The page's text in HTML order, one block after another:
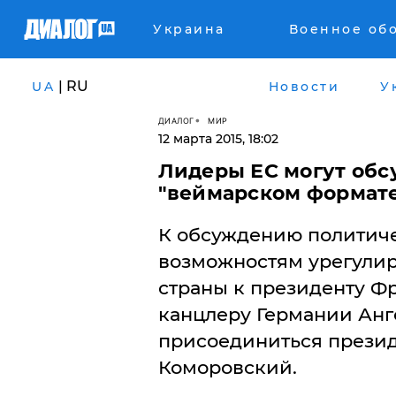
Украина Военное
UA | RU Новости
ДИАЛОГ МИР
12 марта 2015, 18:02
Лидеры ЕС могут
"веймарском
К обсуждению
возможностям
страны к президенту
канцлеру Германии
присоединиться
Коморовский.